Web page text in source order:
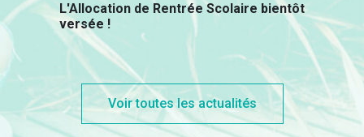
L'Allocation de Rentrée Scolaire bientôt
versée !
Voir toutes les actualités